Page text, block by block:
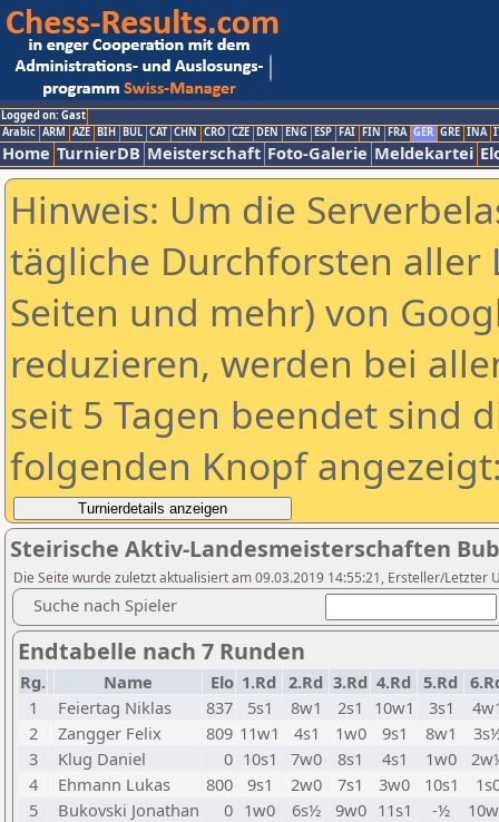
Logged on: Gast
Arabic ARM AZE BIH BUL CAT CHN CRO CZE DEN ENG ESP FAI FIN FRA GER GRE INA
Home TurnierDB Meisterschaft Foto-Galerie Meldekartei
Hinweis: Um die
tägliche Durchforsten aller
Seiten und mehr) von
reduzieren, werden bei
seit 5 Tagen beendet sind
folgenden Knopf
Steirische Aktiv-Landesmeisterschaften
Die Seite wurde zuletzt aktualisiert am 09.03.2019 14:55:21, Ersteller/Letzter
Suche nach Spieler
Endtabelle nach 7 Runden
Rg. Name Elo 1.Rd 2.Rd 3.Rd 4.Rd 5.Rd
1
Feiertag Niklas 837 5s1 8w1 2s1 10w1 3s1
2
Zangger Felix 809 11w1 4s1 1w0 9s1 8w1
3
Klug Daniel 0 10s1 7w0 8s1 4s1 1w0
4
Ehmann Lukas 800 9s1 2w0 7s1 3w0 10s1
5
Bukovski Jonathan 0 1w0 6s½ 9w0 11s1 -½